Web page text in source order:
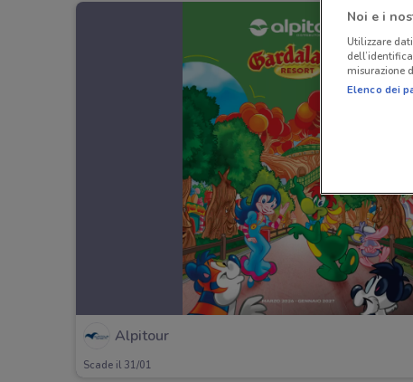
Alpitour
Scade il 31/01
Noi e i
Utilizzare
misurazione
Elenco dei